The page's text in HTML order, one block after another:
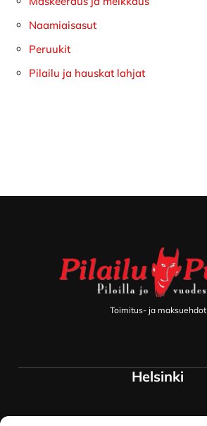
Naamiaisasut
Peruukit
Pilailu ja hauskat lahjat
Toimitus- ja maksuehdot
Helsinki